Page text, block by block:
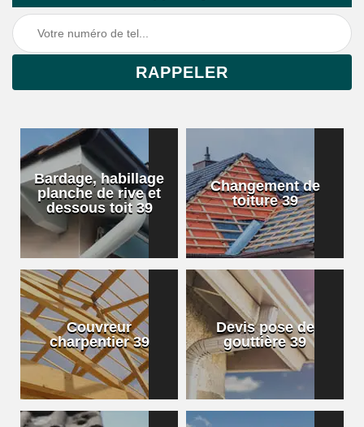
Bardage, habillage
planche de rive et
dessous toit 39
Changement de
toiture 39
Couvreur
charpentier 39
Devis pose de
gouttière 39